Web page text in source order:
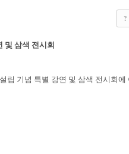
?
및 삼색 전시회
립 기념 특별 강연 및 삼색 전시회